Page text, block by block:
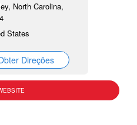
North Carolina,
States
Direções